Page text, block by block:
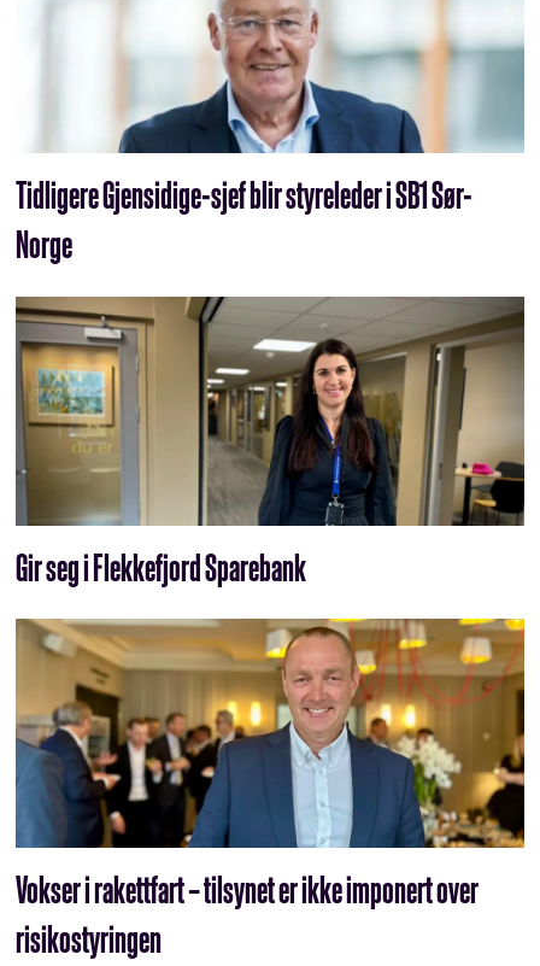
Tidligere Gjensidige-sjef blir styreleder i SB1 Sør-
Norge
Gir seg i Flekkefjord Sparebank
Vokser i rakettfart – tilsynet er ikke imponert over
risikostyringen